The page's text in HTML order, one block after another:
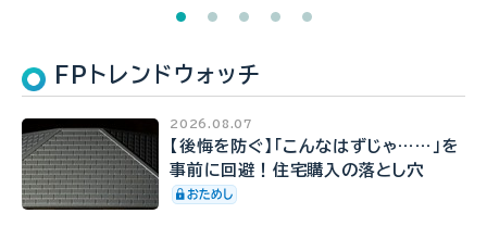
FPトレンドウォッチ
2026.08.07
【後悔を防ぐ】「こんなはずじゃ……」を
事前に回避！住宅購入の落とし穴